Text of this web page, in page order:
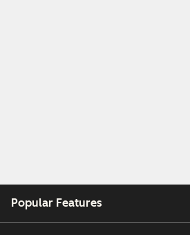
Popular Features